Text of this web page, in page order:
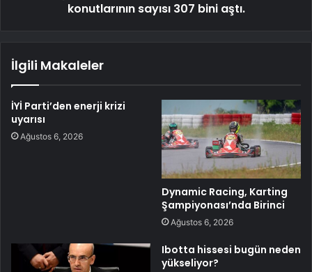
konutlarının sayısı 307 bini aştı.
İlgili Makaleler
İYİ Parti’den enerji krizi
uyarısı
Ağustos 6, 2026
Dynamic Racing, Karting
Şampiyonası’nda Birinci
Ağustos 6, 2026
Ibotta hissesi bugün neden
yükseliyor?